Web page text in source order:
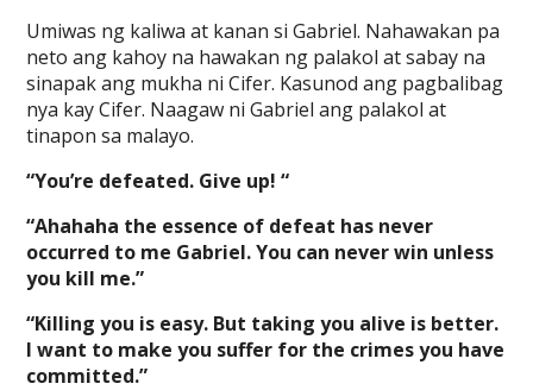
Umiwas ng kaliwa at kanan si Gabriel. Nahawakan pa
neto ang kahoy na hawakan ng palakol at sabay na
sinapak ang mukha ni Cifer. Kasunod ang pagbalibag
nya kay Cifer. Naagaw ni Gabriel ang palakol at
tinapon sa malayo.
“You’re defeated. Give up! “
“Ahahaha the essence of defeat has never
occurred to me Gabriel. You can never win unless
you kill me.”
“Killing you is easy. But taking you alive is better.
I want to make you suffer for the crimes you have
committed.”